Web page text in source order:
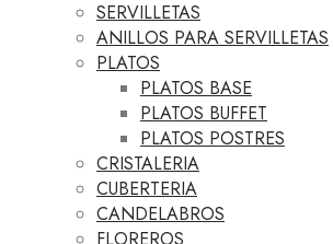
SERVILLETAS
ANILLOS PARA SERVILLETAS
PLATOS
PLATOS BASE
PLATOS BUFFET
PLATOS POSTRES
CRISTALERIA
CUBERTERIA
CANDELABROS